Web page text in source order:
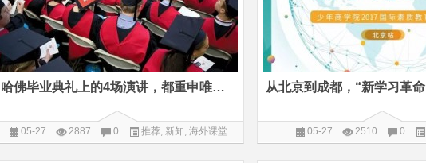
哈佛毕业典礼上的4场演讲，都重申唯有使命感让人真正强大
05-27 2887 0 推荐, 新知, 海外课堂
从北京到成都，“新学习革
05-27 2510 0